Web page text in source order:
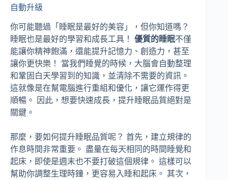
自動升級
你可能聽過「睡眠是最好的美容」，但你知道嗎？
睡眠也是最好的學習和成長工具！ 優質的睡眠不僅
能讓你精神飽滿，還能提升記憶力、創造力，甚至
讓你更快樂！ 當我們睡覺的時候，大腦會自動整理
和鞏固白天學習到的知識，並清除不需要的資訊。
這就像是在幫電腦進行重組和優化，讓它運作得更
順暢。 因此，想要快速成長，提升睡眠品質絕對是
關鍵。
那麼，要如何提升睡眠品質呢？ 首先，建立規律的
作息時間非常重要。 盡量在每天相同的時間睡覺和
起床，即使是週末也不要打破這個規律。 這樣可以
幫助你調整生理時鐘，更容易入睡和起床。 其次，